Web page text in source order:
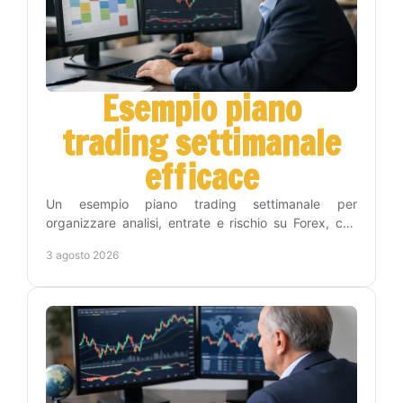
Esempio piano
trading settimanale
efficace
Un esempio piano trading settimanale per
organizzare analisi, entrate e rischio su Forex, con
inutili.
3 agosto 2026